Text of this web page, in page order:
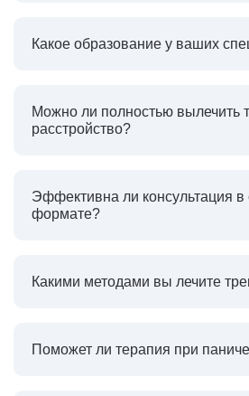
Какое образование у ваших
Можно ли полностью вылечить
расстройство?
Эффективна ли консультация в
формате?
Какими методами вы лечите
Поможет ли терапия при